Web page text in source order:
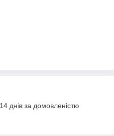
днів за домовленістю